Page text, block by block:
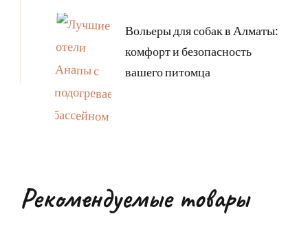
Вольеры для собак в Алматы:
комфорт и безопасность
вашего питомца
Рекомендуемые товары